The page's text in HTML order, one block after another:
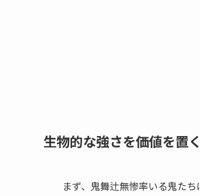
生物的な強さを価値を置
まず、鬼舞辻無惨率いる鬼たち